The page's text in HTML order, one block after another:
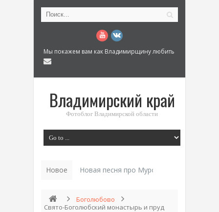
Мы покажем вам как Владимирщину любить
Владимирский край
Фотоблог Владимирской области
Новое Новая песня про Муром: «Былинный
Боголюбово
Свято-Боголюбский монастырь и пруд